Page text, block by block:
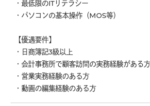
・最低限のITリテラシー
・パソコンの基本操作（MOS等）
【優遇要件】
・日商簿記3級以上
・会計事務所で顧客訪問の実務経験がある方
・営業実務経験のある方
・動画の編集経験のある方